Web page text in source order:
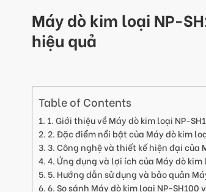
Máy dò kim loại NP-
hiệu quả
Table of Contents
1. Giới thiệu về Máy dò kim loại NP-
2. Đặc điểm nổi bật của Máy dò kim
3. Công nghệ và thiết kế hiện đại của
4. Ứng dụng và lợi ích của Máy dò kim
5. Hướng dẫn sử dụng và bảo quản
6. So sánh Máy dò kim loại NP-